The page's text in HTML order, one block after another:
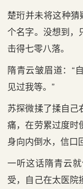
楚珩并未将这种猜
个名字。没想到，
击得七零八落。
隋青云皱眉道：“
见过我等。”
苏探微揉了揉自己
痛，在劳累过度时
身向内倒水，信口
一听这话隋青云
受，自己在太医院